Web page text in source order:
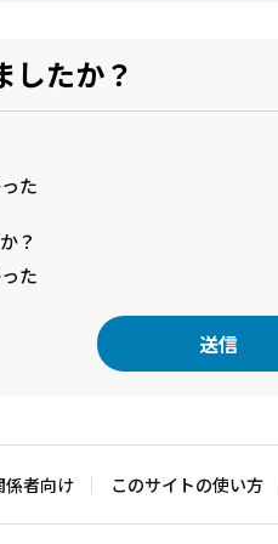
したか？
た
？
た
係者向け このサイトの使い方